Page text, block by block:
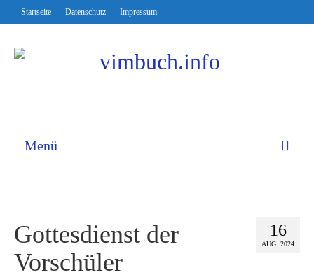
Startseite Datenschutz Impressum
Menü
16
AUG. 2024
Gottesdienst der
Vorschüler